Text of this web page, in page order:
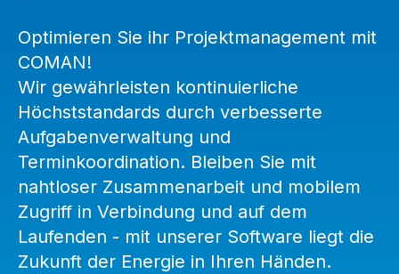
Optimieren Sie ihr Projektmanagement mit
COMAN!
Wir gewährleisten kontinuierliche
Höchststandards durch verbesserte
Aufgabenverwaltung und
Terminkoordination. Bleiben Sie mit
nahtloser Zusammenarbeit und mobilem
Zugriff in Verbindung und auf dem
Laufenden - mit unserer Software liegt die
Zukunft der Energie in Ihren Händen.